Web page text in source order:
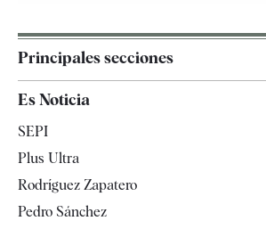
Principales secciones
España
Televisión
Es Noticia
SEPI
Plus Ultra
Rodríguez Zapatero
Pedro Sánchez